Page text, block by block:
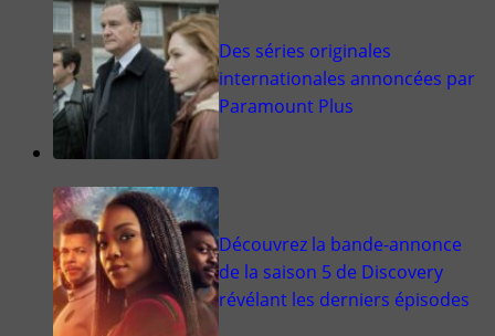
Des séries originales
internationales annoncées par
Paramount Plus
Découvrez la bande-annonce
de la saison 5 de Discovery
révélant les derniers épisodes